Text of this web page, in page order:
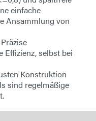
einfache
Ansammlung von
selbst bei
Konstruktion
sind regelmäßige